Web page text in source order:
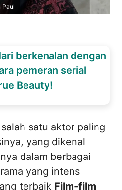
Paul
berkenalan dengan
pemeran serial
Beauty!
satu aktor paling
yang dikenal
dalam berbagai
yang intens
terbaik Film-film